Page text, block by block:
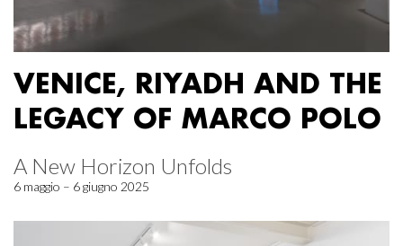
VENICE, RIYADH AND THE
LEGACY OF MARCO POLO
A New Horizon Unfolds
6 maggio – 6 giugno 2025